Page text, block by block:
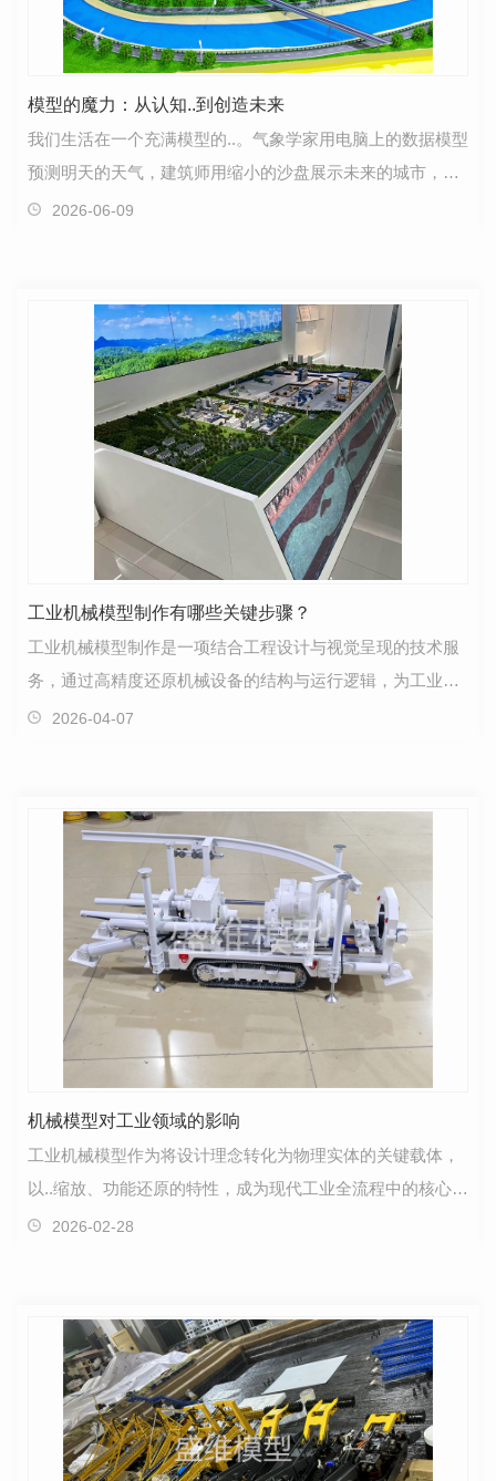
模型的魔力：从认知..到创造未来
我们生活在一个充满模型的..。气象学家用电脑上的数据模型
预测明天的天气，建筑师用缩小的沙盘展示未来的城市，就
连你脑海中想象朋友听到某句话后会露出怎样的表情…
2026-06-09
工业机械模型制作有哪些关键步骤？
工业机械模型制作是一项结合工程设计与视觉呈现的技术服
务，通过高精度还原机械设备的结构与运行逻辑，为工业展
示、教学培训或产品预研提供直观的参考工具。其核心…
2026-04-07
机械模型对工业领域的影响
工业机械模型作为将设计理念转化为物理实体的关键载体，
以..缩放、功能还原的特性，成为现代工业全流程中的核心辅
助工具。无论是复杂的生产线设备、重型机械部件，…
2026-02-28